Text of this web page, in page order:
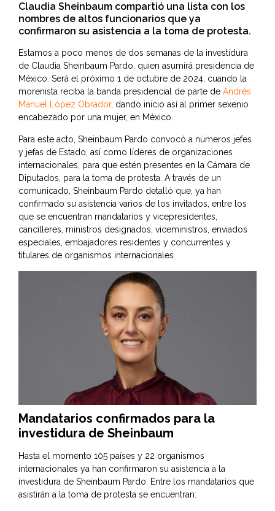
Claudia Sheinbaum compartió una lista con los
nombres de altos funcionarios que ya
confirmaron su asistencia a la toma de protesta.
Estamos a poco menos de dos semanas de la investidura
de Claudia Sheinbaum Pardo, quien asumirá presidencia de
México. Será el próximo 1 de octubre de 2024, cuando la
morenista reciba la banda presidencial de parte de Andrés
Manuel López Obrador, dando inicio así al primer sexenio
encabezado por una mujer, en México.
Para este acto, Sheinbaum Pardo convocó a números jefes
y jefas de Estado, así como líderes de organizaciones
internacionales, para que estén presentes en la Cámara de
Diputados, para la toma de protesta. A través de un
comunicado, Sheinbaum Pardo detalló que, ya han
confirmado su asistencia varios de los invitados, entre los
que se encuentran mandatarios y vicepresidentes,
cancilleres, ministros designados, viceministros, enviados
especiales, embajadores residentes y concurrentes y
titulares de organismos internacionales.
Mandatarios confirmados para la
investidura de Sheinbaum
Hasta el momento 105 países y 22 organismos
internacionales ya han confirmaron su asistencia a la
investidura de Sheinbaum Pardo. Entre los mandatarios que
asistirán a la toma de protesta se encuentran: